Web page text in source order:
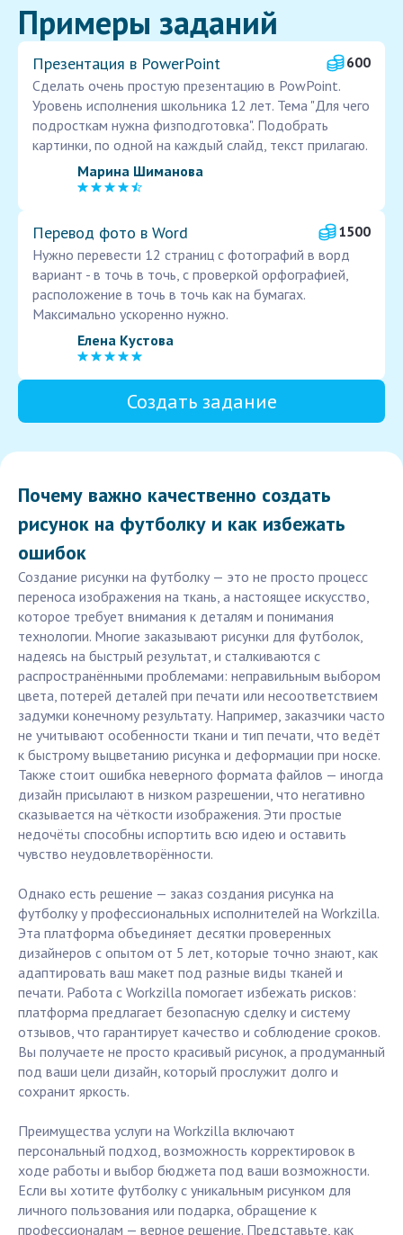
Примеры заданий
Презентация в PowerPoint
600
Сделать очень простую презентацию в PowPoint.
Уровень исполнения школьника 12 лет. Тема "Для чего
подросткам нужна физподготовка". Подобрать
картинки, по одной на каждый слайд, текст прилагаю.
Марина Шиманова
Перевод фото в Word
1500
Нужно перевести 12 страниц с фотографий в ворд
вариант - в точь в точь, с проверкой орфографией,
расположение в точь в точь как на бумагах.
Максимально ускоренно нужно.
Елена Кустова
Создать задание
Почему важно качественно создать
рисунок на футболку и как избежать
ошибок
Создание рисунки на футболку — это не просто процесс
переноса изображения на ткань, а настоящее искусство,
которое требует внимания к деталям и понимания
технологии. Многие заказывают рисунки для футболок,
надеясь на быстрый результат, и сталкиваются с
распространёнными проблемами: неправильным выбором
цвета, потерей деталей при печати или несоответствием
задумки конечному результату. Например, заказчики часто
не учитывают особенности ткани и тип печати, что ведёт
к быстрому выцветанию рисунка и деформации при носке.
Также стоит ошибка неверного формата файлов — иногда
дизайн присылают в низком разрешении, что негативно
сказывается на чёткости изображения. Эти простые
недочёты способны испортить всю идею и оставить
чувство неудовлетворённости.
Однако есть решение — заказ создания рисунка на
футболку у профессиональных исполнителей на Workzilla.
Эта платформа объединяет десятки проверенных
дизайнеров с опытом от 5 лет, которые точно знают, как
адаптировать ваш макет под разные виды тканей и
печати. Работа с Workzilla помогает избежать рисков:
платформа предлагает безопасную сделку и систему
отзывов, что гарантирует качество и соблюдение сроков.
Вы получаете не просто красивый рисунок, а продуманный
под ваши цели дизайн, который прослужит долго и
сохранит яркость.
Преимущества услуги на Workzilla включают
персональный подход, возможность корректировок в
ходе работы и выбор бюджета под ваши возможности.
Если вы хотите футболку с уникальным рисунком для
личного пользования или подарка, обращение к
профессионалам — верное решение. Представьте, как